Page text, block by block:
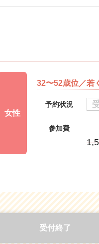
女性
32〜52歳位／若
予約状況
参加費
受付終了